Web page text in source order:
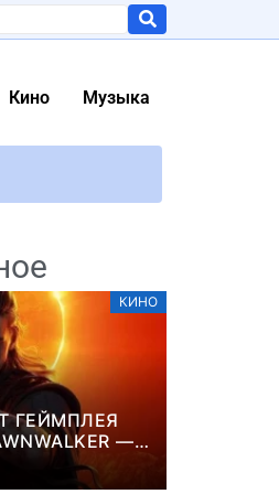
Кино Музыка
миниатюру
КИНО
ГЕЙМПЛЕЯ
—
ОТ